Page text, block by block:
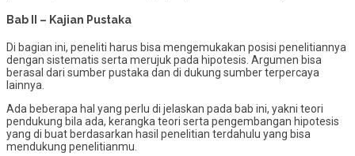
Bab II – Kajian Pustaka
Di bagian ini, peneliti harus bisa mengemukakan posisi penelitiannya
dengan sistematis serta merujuk pada hipotesis. Argumen bisa
berasal dari sumber pustaka dan di dukung sumber terpercaya
lainnya.
Ada beberapa hal yang perlu di jelaskan pada bab ini, yakni teori
pendukung bila ada, kerangka teori serta pengembangan hipotesis
yang di buat berdasarkan hasil penelitian terdahulu yang bisa
mendukung penelitianmu.